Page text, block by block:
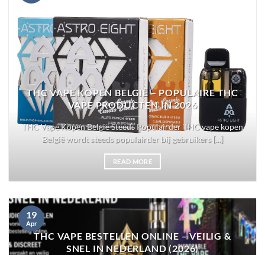
THC VAPE KOPEN BELGIË – POPULAIRE THC
VAPE PRODUCTEN IN 2026
THC Vape Kopen België Steeds Populairder THC vape kopen
België wordt steeds populairder bij gebruikers [...]
READ MORE
THC VAPE BESTELLEN ONLINE – VEILIG &
SNEL IN NEDERLAND (2026)
19
Apr